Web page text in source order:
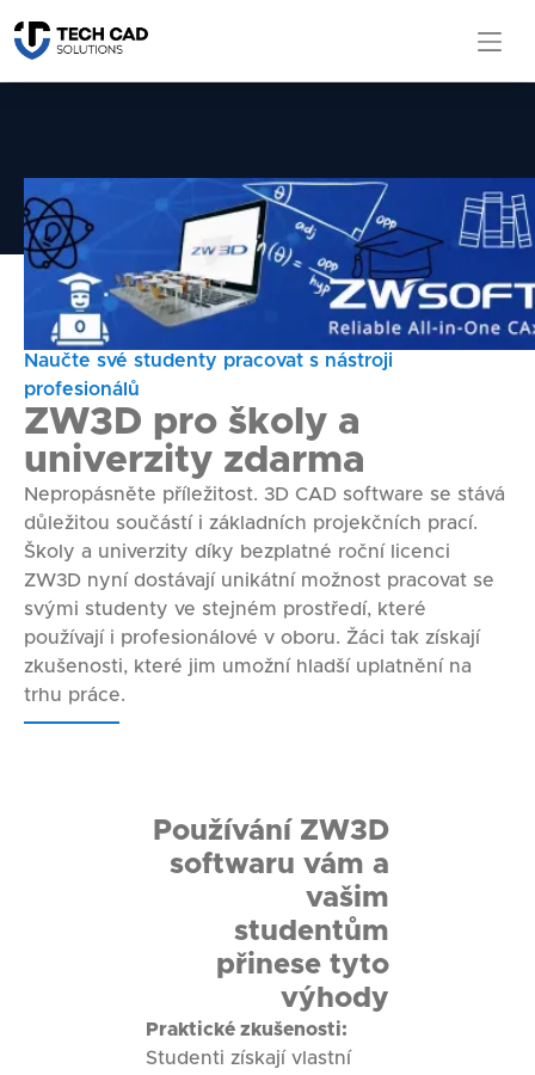
Home CAD / CAM pro školy
Naučte své studenty pracovat s nástroji
profesionálů
ZW3D pro školy a
univerzity zdarma
Nepropásněte příležitost. 3D CAD software se stává
důležitou součástí i základních projekčních prací.
Školy a univerzity díky bezplatné roční licenci
ZW3D nyní dostávají unikátní možnost pracovat se
svými studenty ve stejném prostředí, které
používají i profesionálové v oboru. Žáci tak získají
zkušenosti, které jim umožní hladší uplatnění na
trhu práce.
Používání ZW3D
softwaru vám a
vašim
studentům
přinese tyto
výhody
Praktické zkušenosti:
Studenti získají vlastní